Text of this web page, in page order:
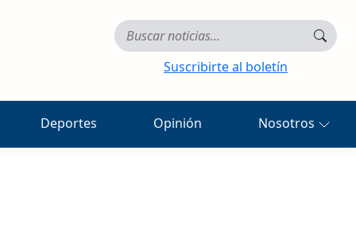
Suscribirte al boletín
Deportes Opinión Nosotros